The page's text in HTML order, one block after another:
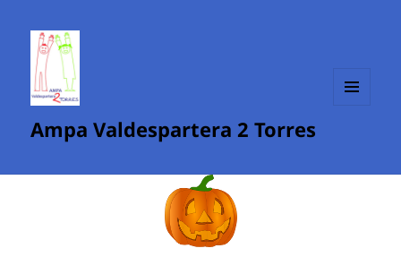
Ampa Valdespartera 2 Torres